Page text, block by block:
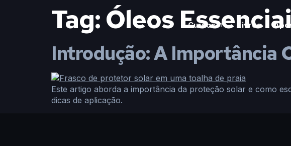
Cursos Livros
Tag:Óleos
Introdução: A Importância
Este artigo aborda a importância da proteção solar e como
dicas de aplicação.